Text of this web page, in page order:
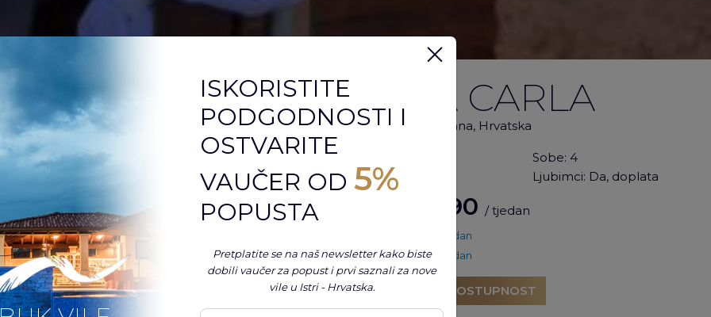
SAKRIJ DETALJE
VILA CARLA
Cokuni, Marčana, Hrvatska
Sobe: 4
Kupaonica:
Ljubimci: Da, doplata
€ 1.190 / tjedan
€ 1.428 / tjedan
€ 1.428 / tjedan
PROVJERI DOSTUPNOST
ISKORISTITE
PODGODNOSTI I
OSTVARITE
VAUČER OD 5%
POPUSTA
Pretplatite se na naš newsletter kako biste
dobili vaučer za popust i prvi saznali za nove
vile u Istri - Hrvatska.